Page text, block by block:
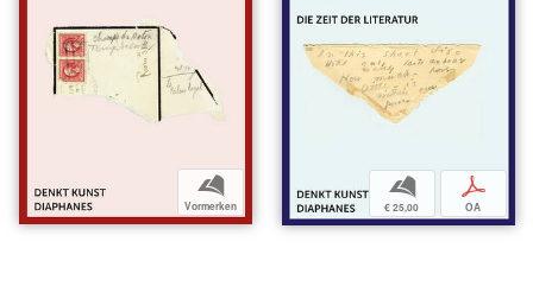
b
Vormerken
b
€ 25,00
p
OA